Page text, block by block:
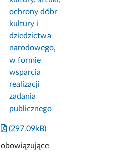
ochrony dóbr
kultury i
dziedzictwa
narodowego,
w formie
wsparcia
realizacji
zadania
publicznego
(297.09kB)
obowiązujące